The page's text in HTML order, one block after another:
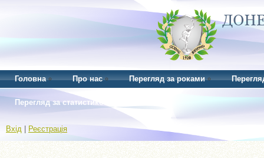
Головна Про нас Перегляд за роками
Перегляд за статистикою
Вхід Реєстрація